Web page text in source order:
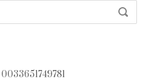
0033651749781